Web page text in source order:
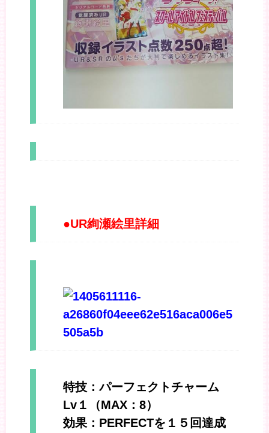
●UR絢瀬絵里詳細
特技：パーフェクトチャーム
Lv１（MAX：8）
効果：PERFECTを１５回達成